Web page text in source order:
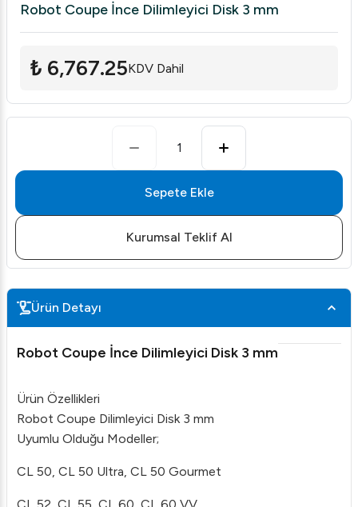
Robot Coupe İnce Dilimleyici Disk 3 mm
₺ 6,767.25KDV Dahil
1
Sepete Ekle
Kurumsal Teklif Al
Ürün Detayı
Robot Coupe İnce Dilimleyici Disk 3 mm
Ürün Özellikleri
Robot Coupe Dilimleyici Disk 3 mm
Uyumlu Olduğu Modeller;
CL 50, CL 50 Ultra, CL 50 Gourmet